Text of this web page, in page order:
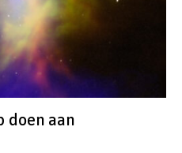
doen aan